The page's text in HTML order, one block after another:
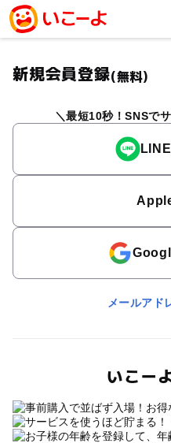
新規会員登録(無料)
最短10秒！SNSで
メールアド
いこー